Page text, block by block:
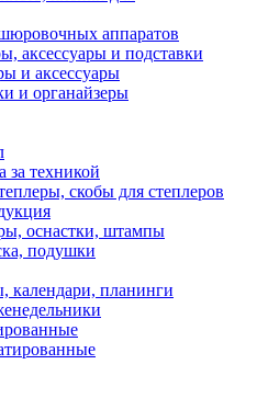
аппаратов
аксессуары и подставки
и аксессуары
и органайзеры
за техникой
скобы для степлеров
оснастки, штампы
подушки
календари, планинги